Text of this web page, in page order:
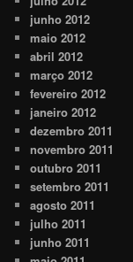
junho 2012
maio 2012
abril 2012
março 2012
fevereiro 2012
janeiro 2012
dezembro 2011
novembro 2011
outubro 2011
setembro 2011
agosto 2011
julho 2011
junho 2011